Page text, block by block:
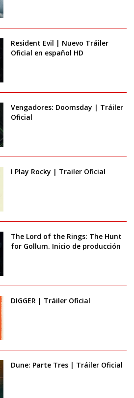
Resident Evil | Nuevo Tráiler
Oficial en español HD
Vengadores: Doomsday | Tráiler
Oficial
I Play Rocky | Trailer Oficial
The Lord of the Rings: The Hunt
for Gollum. Inicio de producción
DIGGER | Tráiler Oficial
Dune: Parte Tres | Tráiler Oficial